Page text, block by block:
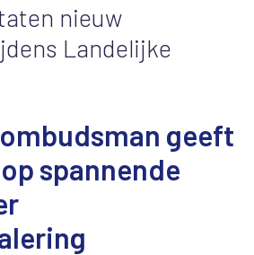
nieuw
Landelijke
geeft
spannende